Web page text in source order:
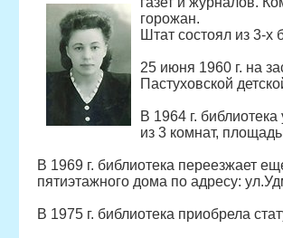
горожан.
Штат состоял из 3-
25 июня 1960 г. на
Пастуховской
В 1964 г.
из 3 комнат,
В 1969 г. библиотека переезжает
пятиэтажного дома по адресу:
В 1975 г. библиотека приобрела